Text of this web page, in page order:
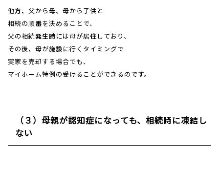
他方、父から母、母から子供と
相続の順番を決めることで、
父の相続発生時には母が居住しており、
その後、母が施設に行くタイミングで
実家を売却する場合でも、
マイホーム特例の受けることができるのです。
（３）母親が認知症になっても、相続時に凍結し
ない